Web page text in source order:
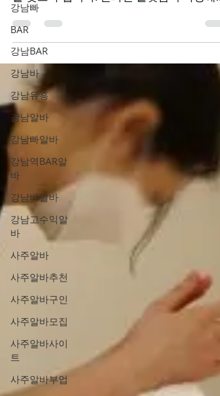
강남빠
BAR
강남BAR
강남바
강남유흥
강남알바
강남빠알바
강남역BAR알
바
강남바알바
강남고수익알
바
사주알바
사주알바추천
사주알바구인
사주알바모집
사주알바사이
트
사주알바부업
취업포털사이트 구직 활동을 처음 시작할 때
가장 중요한 것은 어디에서 신뢰도 높은 정보
를 찾느냐 입니다. 온라인 플랫폼이 다양해지
면서 채용 정보를 얻을 수 있는 경로도 넓어
지만, 동시에 허위 공고나 조건 미달 업체도
재하기 때문에 안전하게 이용할 수 있는 채널
을 구분하는 것이 필요합니다. 아래에서는 국
내에서 가장 많이 활용되는 구직 플랫폼, 분
별 전문 사이트, 취업포털사이트 지역 기반
인처, 그리고 소규모 개인 네트워크까지 종류
별로 나누어 설명합니다. 꿀알바 구인구직 사
이트 1️⃣ 대형 취업 포털 사이트(국민 취업 플
랫폼) 한국에서 가장 대표적인 구직 경로는
흥꿀알바, 건마의민족, 와 같은 대형 포털입
다.이 플랫폼들은 채용 정보의 양이 매우 많
기업 검증 절차도 비교적 체계적으로 되어 있
어 신뢰도가 높습니다 . ▶ 장점 취업포털사
트 업종, 지역, 급여, 고용형태 등 다양한 필터
제공 이력서·자기소개서 자동 작성 도구 제공